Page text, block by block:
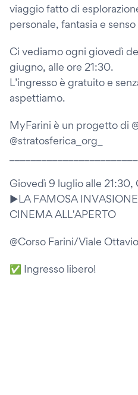
viaggio fatto di
personale, fantasia e
Ci vediamo ogni giovedì
giugno, alle ore 21:30.
L’ingresso è gratuito e
aspettiamo.
MyFarini è un progetto di
@stratosferica_org_
Giovedì 9 luglio alle 21:30,
►LA FAMOSA INVASIONE
CINEMA ALL'APERTO
@Corso Farini/Viale
✅ Ingresso libero!